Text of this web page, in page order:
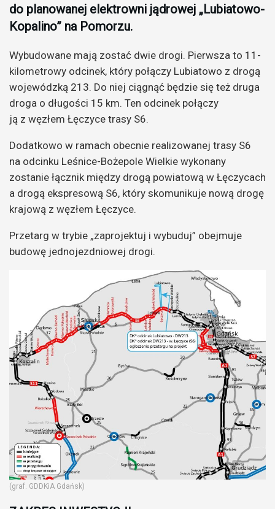
do planowanej elektrowni jądrowej „Lubiatowo-
Kopalino” na Pomorzu.
Wybudowane mają zostać dwie drogi. Pierwsza to 11-
kilometrowy odcinek, który połączy Lubiatowo z drogą
wojewódzką 213. Do niej ciągnąć będzie się też druga
droga o długości 15 km. Ten odcinek połączy
ją z węzłem Łęczyce trasy S6.
Dodatkowo w ramach obecnie realizowanej trasy S6
na odcinku Leśnice-Bożepole Wielkie wykonany
zostanie łącznik między drogą powiatową w Łęczycach
a drogą ekspresową S6, który skomunikuje nową drogę
krajową z węzłem Łęczyce.
Przetarg w trybie „zaprojektuj i wybuduj” obejmuje
budowę jednojezdniowej drogi.
(graf. GDDKiA Gdańsk)